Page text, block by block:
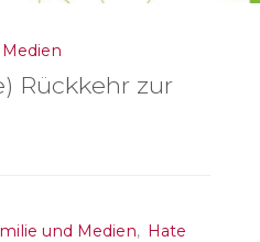
Rückkehr zur
und Medien, Hate